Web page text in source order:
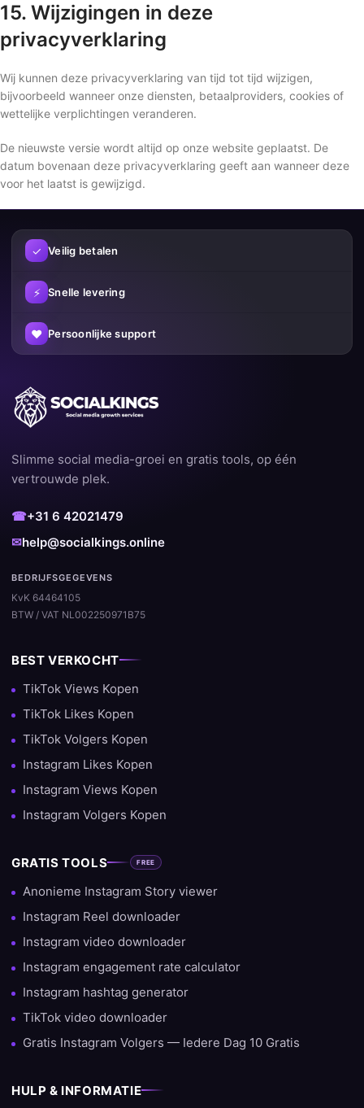
15. Wijzigingen in deze
privacyverklaring
Wij kunnen deze privacyverklaring van tijd tot tijd wijzigen,
bijvoorbeeld wanneer onze diensten, betaalproviders, cookies of
wettelijke verplichtingen veranderen.
De nieuwste versie wordt altijd op onze website geplaatst. De
datum bovenaan deze privacyverklaring geeft aan wanneer deze
voor het laatst is gewijzigd.
✓ Veilig betalen
⚡ Snelle levering
♥ Persoonlijke support
Slimme social media-groei en gratis tools, op één
vertrouwde plek.
☎+31 6 42021479
✉help@socialkings.online
BEDRIJFSGEGEVENS
KvK 64464105
BTW / VAT NL002250971B75
BEST VERKOCHT
TikTok Views Kopen
TikTok Likes Kopen
TikTok Volgers Kopen
Instagram Likes Kopen
Instagram Views Kopen
Instagram Volgers Kopen
GRATIS TOOLS FREE
Anonieme Instagram Story viewer
Instagram Reel downloader
Instagram video downloader
Instagram engagement rate calculator
Instagram hashtag generator
TikTok video downloader
Gratis Instagram Volgers — Iedere Dag 10 Gratis
HULP & INFORMATIE